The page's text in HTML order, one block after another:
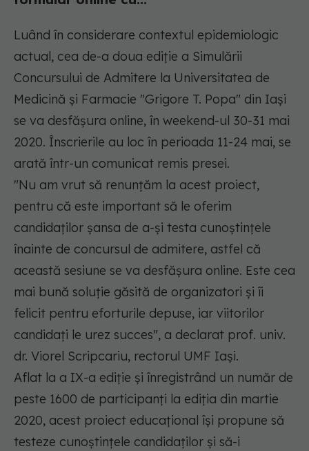
Luând în considerare contextul epidemiologic
actual, cea de-a doua ediţie a Simulării
Concursului de Admitere la Universitatea de
Medicină şi Farmacie "Grigore T. Popa" din Iaşi
se va desfăşura online, în weekend-ul 30-31 mai
2020. Înscrierile au loc în perioada 11-24 mai, se
arată într-un comunicat remis presei.
"Nu am vrut să renunţăm la acest proiect,
pentru că este important să le oferim
candidaţilor şansa de a-şi testa cunoştinţele
înainte de concursul de admitere, astfel că
această sesiune se va desfăşura online. Este cea
mai bună soluţie găsită de organizatori şi îi
felicit pentru eforturile depuse, iar viitorilor
candidaţi le urez succes", a declarat prof. univ.
dr. Viorel Scripcariu, rectorul UMF Iaşi.
Aflat la a IX-a ediţie şi înregistrând un număr de
peste 1600 de participanţi la ediţia din martie
2020, acest proiect educaţional îşi propune să
testeze cunoştinţele candidaţilor şi să-i